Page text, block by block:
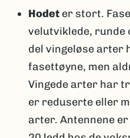
Hodet er stort.
velutviklede, runde
del vingeløse arter
fasettøyne, men
Vingede arter har
er reduserte eller
arter. Antennene er